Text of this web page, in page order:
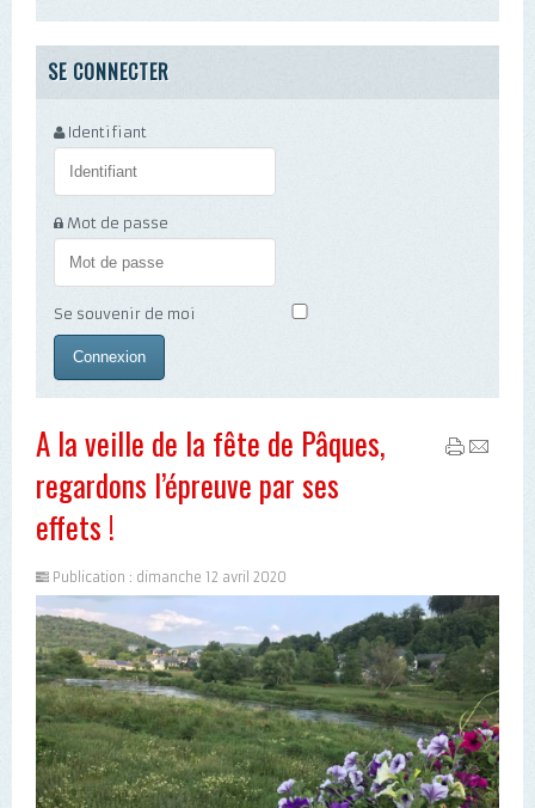
SE CONNECTER
Identifiant
Mot de passe
Se souvenir de moi
A la veille de la fête de Pâques,
regardons l’épreuve par ses
effets !
Publication : dimanche 12 avril 2020